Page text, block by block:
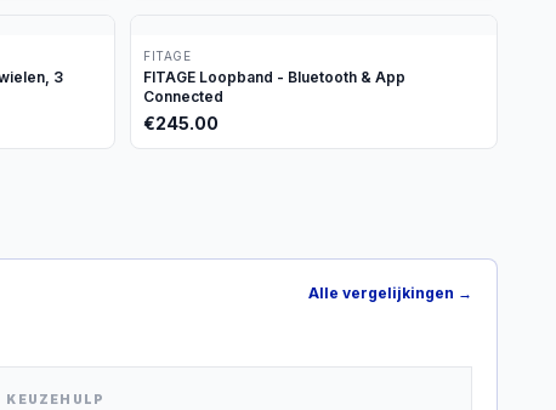
3
FITAGE
FITAGE Loopband - Bluetooth & App
Connected
€245.00
Alle vergelijkingen →
KEUZEHULP